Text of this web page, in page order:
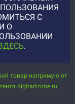
на фетре
товар напрямую от
digitartzone.ru
С
О
.